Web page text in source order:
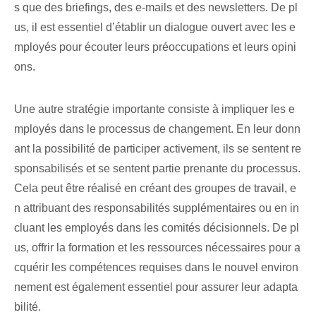
s que des briefings, des e-mails et des newsletters. De pl
us, il est essentiel d’établir un dialogue ouvert avec les e
mployés pour écouter leurs préoccupations et leurs opini
ons.
Une autre stratégie importante consiste à impliquer les e
mployés dans le processus de changement. En leur donn
ant la possibilité de participer activement, ils se sentent re
sponsabilisés et se sentent partie prenante du processus.
Cela peut être réalisé en créant des groupes de travail, e
n attribuant des responsabilités supplémentaires ou en in
cluant les employés dans les comités décisionnels. De pl
us, offrir la formation et les ressources nécessaires pour a
cquérir les compétences requises dans le nouvel environ
nement est également essentiel pour assurer leur adapta
bilité.